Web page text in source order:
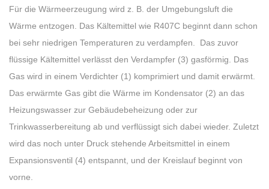
Für die Wärmeerzeugung wird z. B. der Umgebungsluft die
Wärme entzogen. Das Kältemittel wie R407C beginnt dann schon
bei sehr niedrigen Temperaturen zu verdampfen. Das zuvor
flüssige Kältemittel verlässt den Verdampfer (3) gasförmig. Das
Gas wird in einem Verdichter (1) komprimiert und damit erwärmt.
Das erwärmte Gas gibt die Wärme im Kondensator (2) an das
Heizungswasser zur Gebäudebeheizung oder zur
Trinkwasserbereitung ab und verflüssigt sich dabei wieder. Zuletzt
wird das noch unter Druck stehende Arbeitsmittel in einem
Expansionsventil (4) entspannt, und der Kreislauf beginnt von
vorne.